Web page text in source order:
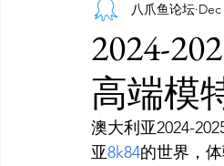
AI 工具 AI
灵感库 AI 新闻
2024-
高端模
八爪鱼论坛 Dec
澳大利亚2024-
亚8k84的世界，